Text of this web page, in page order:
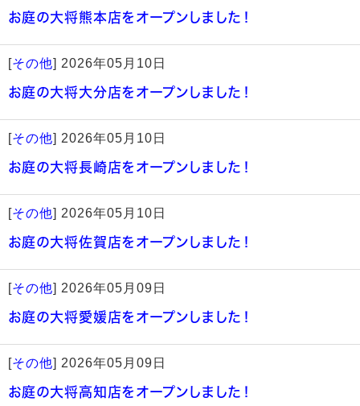
お庭の大将熊本店をオープンしました！
[その他] 2026年05月10日
お庭の大将大分店をオープンしました！
[その他] 2026年05月10日
お庭の大将長崎店をオープンしました！
[その他] 2026年05月10日
お庭の大将佐賀店をオープンしました！
[その他] 2026年05月09日
お庭の大将愛媛店をオープンしました！
[その他] 2026年05月09日
お庭の大将高知店をオープンしました！